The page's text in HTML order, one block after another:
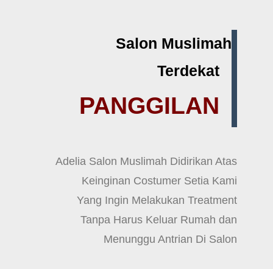
Salon Muslimah
Terdekat
PANGGILAN
Adelia Salon Muslimah Didirikan Atas
Keinginan Costumer Setia Kami
Yang Ingin Melakukan Treatment
Tanpa Harus Keluar Rumah dan
Menunggu Antrian Di Salon